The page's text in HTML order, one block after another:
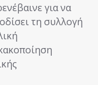
για να
τη συλλογή